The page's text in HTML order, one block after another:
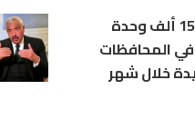
تفاصيل طرح 15 ألف وحدة
في المحافظات
خلال شهر